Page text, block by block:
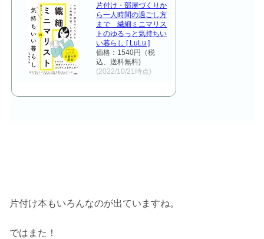
片付け・部屋づくりか
ら一人時間の過ごし方
まで 繊細ミニマリス
トのゆるっと気持ちい
い暮らし [ LuLu ]
価格：1540円（税
込、送料無料)
(2022/10/21時点)
片付け本もいろんなのが出ていますね。
ではまた！